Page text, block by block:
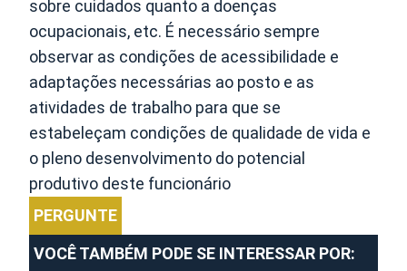
sobre cuidados quanto a doenças
ocupacionais, etc. É necessário sempre
observar as condições de acessibilidade e
adaptações necessárias ao posto e as
atividades de trabalho para que se
estabeleçam condições de qualidade de vida e
o pleno desenvolvimento do potencial
produtivo deste funcionário
PERGUNTE
VOCÊ TAMBÉM PODE SE INTERESSAR POR: